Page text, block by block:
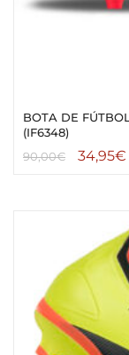
BOTA DE
(IF6348)
90,00€ 34,95€